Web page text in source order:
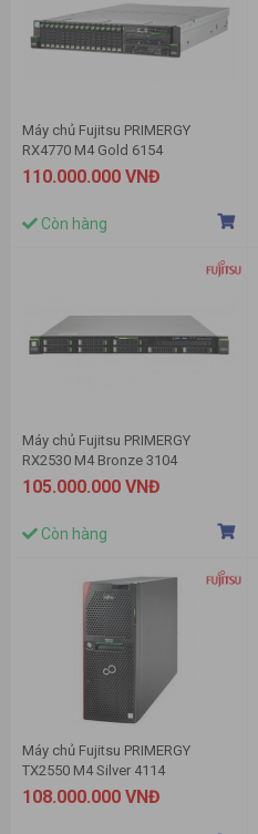
Máy chủ Fujitsu PRIMERGY
RX4770 M4 Gold 6154
110.000.000 VNĐ
Còn hàng
Máy chủ Fujitsu PRIMERGY
RX2530 M4 Bronze 3104
105.000.000 VNĐ
Còn hàng
Máy chủ Fujitsu PRIMERGY
TX2550 M4 Silver 4114
108.000.000 VNĐ